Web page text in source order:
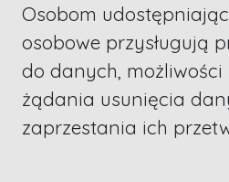
Osobom
osobowe przysługują
do danych, możliwości
żądania usunięcia
zaprzestania ich